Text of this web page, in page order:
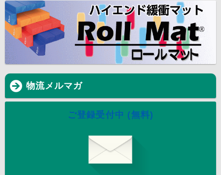
物流メルマガ
ご登録受付中 (無料)